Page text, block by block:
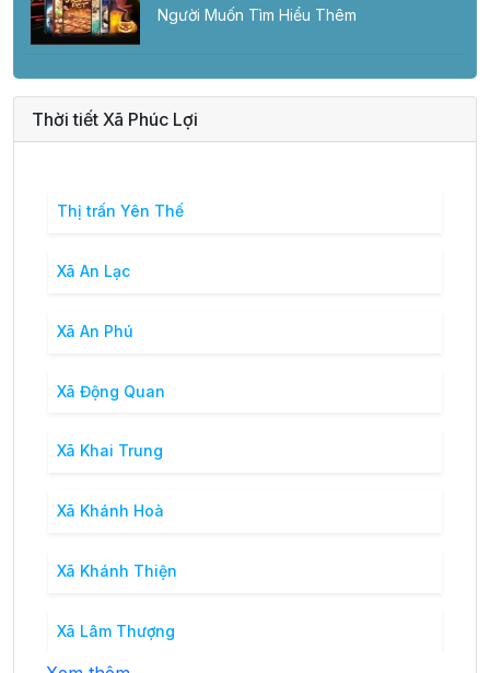
Người Muốn Tìm Hiểu Thêm
Thời tiết Xã Phúc Lợi
Thị trấn Yên Thế
Xã An Lạc
Xã An Phú
Xã Động Quan
Xã Khai Trung
Xã Khánh Hoà
Xã Khánh Thiện
Xã Lâm Thượng